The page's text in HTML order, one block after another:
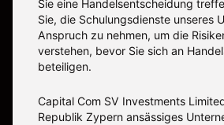
Sie eine Handelsentscheidung
Sie, die Schulungsdienste unseres
Anspruch zu nehmen, um die
verstehen, bevor Sie sich an
beteiligen.
Capital Com SV Investments
Republik Zypern ansässiges